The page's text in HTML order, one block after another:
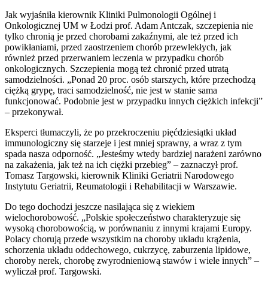
Jak wyjaśniła kierownik Kliniki Pulmonologii Ogólnej i
Onkologicznej UM w Łodzi prof. Adam Antczak, szczepienia nie
tylko chronią je przed chorobami zakaźnymi, ale też przed ich
powikłaniami, przed zaostrzeniem chorób przewlekłych, jak
również przed przerwaniem leczenia w przypadku chorób
onkologicznych. Szczepienia mogą też chronić przed utratą
samodzielności. „Ponad 20 proc. osób starszych, które przechodzą
ciężką grypę, traci samodzielność, nie jest w stanie sama
funkcjonować. Podobnie jest w przypadku innych ciężkich infekcji”
– przekonywał.
Eksperci tłumaczyli, że po przekroczeniu pięćdziesiątki układ
immunologiczny się starzeje i jest mniej sprawny, a wraz z tym
spada nasza odporność. „Jesteśmy wtedy bardziej narażeni zarówno
na zakażenia, jak też na ich ciężki przebieg” – zaznaczył prof.
Tomasz Targowski, kierownik Kliniki Geriatrii Narodowego
Instytutu Geriatrii, Reumatologii i Rehabilitacji w Warszawie.
Do tego dochodzi jeszcze nasilająca się z wiekiem
wielochorobowość. „Polskie społeczeństwo charakteryzuje się
wysoką chorobowością, w porównaniu z innymi krajami Europy.
Polacy chorują przede wszystkim na choroby układu krążenia,
schorzenia układu oddechowego, cukrzycę, zaburzenia lipidowe,
choroby nerek, chorobę zwyrodnieniową stawów i wiele innych” –
wyliczał prof. Targowski.